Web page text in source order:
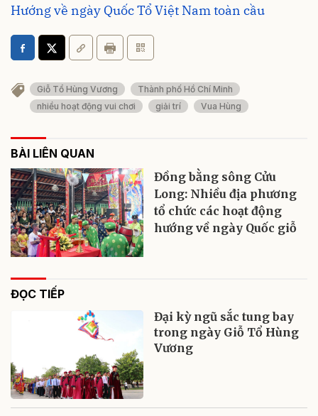
Hướng về ngày Quốc Tổ Việt Nam toàn cầu
Giỗ Tổ Hùng Vương
Thành phố Hồ Chí Minh
nhiều hoạt động vui chơi
giải trí Vua Hùng
BÀI LIÊN QUAN
Đồng bằng sông Cửu
Long: Nhiều địa phương
tổ chức các hoạt động
hướng về ngày Quốc giỗ
ĐỌC TIẾP
Đại kỳ ngũ sắc tung bay
trong ngày Giỗ Tổ Hùng
Vương